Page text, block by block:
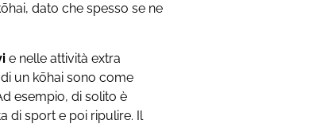
dato che spesso se ne
e nelle attività extra
un kōhai sono come
esempio, di solito è
di sport e poi ripulire. Il